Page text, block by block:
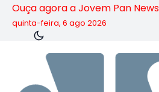
Ouça agora a Jovem Pan
quinta-feira, 6 ago 2026